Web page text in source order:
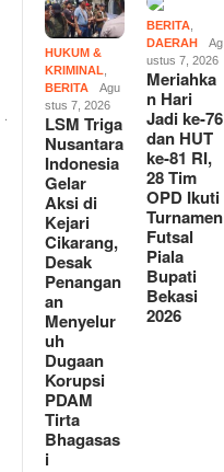
Meriahkan Hari Jadi ke-76
dan HUT ke-81 RI, 28 Tim
OPD Ikuti Turnamen Futsal
Piala Bupati Bekasi 2026
HUKUM &
KRIMINAL
BERITA
Agu
stus 7, 2026
LSM Triga
Nusantara
Indonesia
Gelar
Aksi di
Kejari
Cikarang,
Desak
Penangan
an
Menyelur
uh
Dugaan
Korupsi
PDAM
Tirta
Bhagasas
i
BERITA,
DAERAH
Ag
ustus 7, 2026
Meriahka
n Hari
Jadi ke-76
dan HUT
ke-81 RI,
28 Tim
OPD Ikuti
Turnamen
Futsal
Piala
Bupati
Bekasi
2026